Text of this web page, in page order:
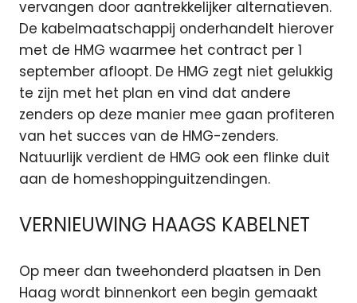
vervangen door aantrekkelijker alternatieven.
De kabelmaatschappij onderhandelt hierover
met de HMG waarmee het contract per 1
september afloopt. De HMG zegt niet gelukkig
te zijn met het plan en vind dat andere
zenders op deze manier mee gaan profiteren
van het succes van de HMG-zenders.
Natuurlijk verdient de HMG ook een flinke duit
aan de homeshoppinguitzendingen.
VERNIEUWING HAAGS KABELNET
Op meer dan tweehonderd plaatsen in Den
Haag wordt binnenkort een begin gemaakt